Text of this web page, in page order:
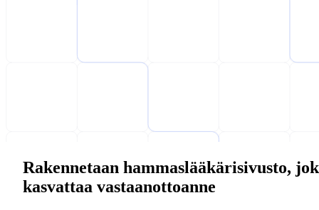
Rakennetaan hammaslääkärisivusto,
kasvattaa vastaanottoanne